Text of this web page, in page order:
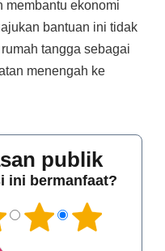
membantu ekonomi
bantuan ini tidak
tangga sebagai
menengah ke
publik
ini bermanfaat?